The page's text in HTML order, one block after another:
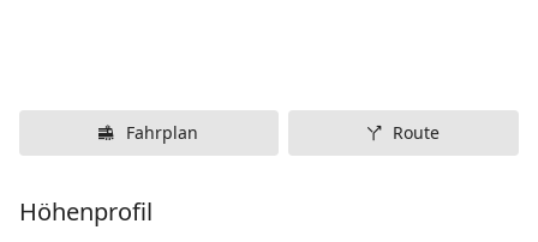
Fahrplan Route
Höhenprofil